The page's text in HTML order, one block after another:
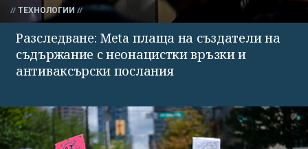
ТЕХНОЛОГИИ
Разследване: Meta плаща на създатели на
съдържание с неонацистки връзки и
антиваксърски послания